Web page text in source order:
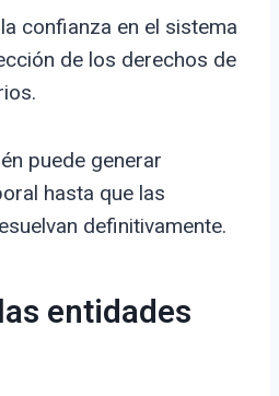
confianza en el sistema
de los derechos de
puede generar
hasta que las
definitivamente.
entidades